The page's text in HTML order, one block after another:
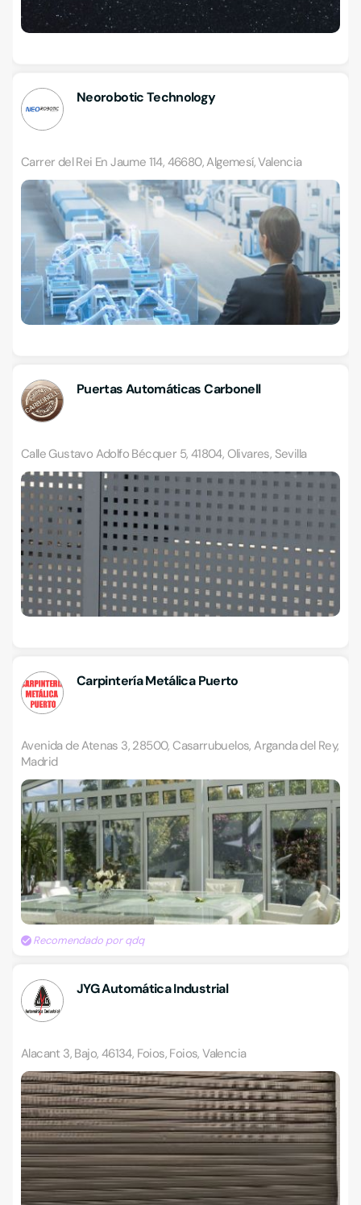
Neorobotic Technology
Carrer del Rei En Jaume 114, 46680, Algemesí, Valencia
Puertas Automáticas Carbonell
Calle Gustavo Adolfo Bécquer 5, 41804, Olivares, Sevilla
Carpintería Metálica Puerto
Avenida de Atenas 3, 28500, Casarrubuelos, Arganda del Rey,
Madrid
Recomendado por qdq
JYG Automática Industrial
Alacant 3, Bajo, 46134, Foios, Foios, Valencia